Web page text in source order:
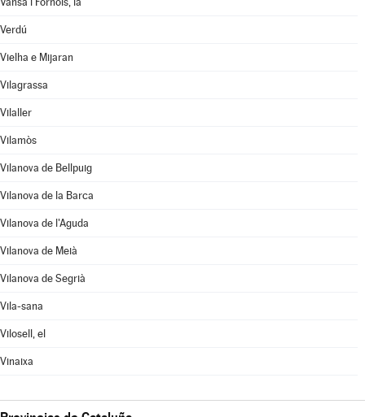
Verdú
Vielha e Mijaran
Vilagrassa
Vilaller
Vilamòs
Vilanova de Bellpuig
Vilanova de la Barca
Vilanova de l'Aguda
Vilanova de Meià
Vilanova de Segrià
Vila-sana
Vilosell, el
Vinaixa